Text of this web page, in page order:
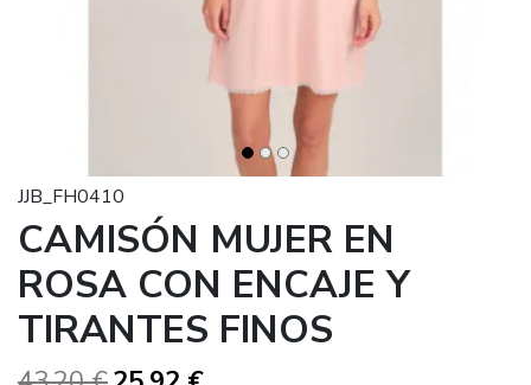
JJB_FH0410
CAMISÓN MUJER EN
ROSA CON ENCAJE Y
TIRANTES FINOS